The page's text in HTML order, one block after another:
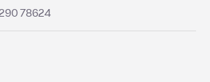
78624